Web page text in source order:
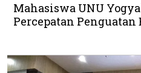
Mahasiswa UNU
Percepatan Penguatan